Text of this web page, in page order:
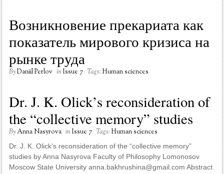
Возникновение прекариата как
показатель мирового кризиса на
рынке труда
ByDaniil Perlov inIssue 7 Tags: Human sciences
Dr. J. K. Olick’s reconsideration of
the “collective memory” studies
By Anna Nasyrova inIssue 7 Tags: Human sciences
Dr. J. K. Olick’s reconsideration of the “collective memory”
studies by Anna Nasyrova Faculty of Philosophy Lomonosov
Moscow State University anna.bakhrushina@gmail.com Abstract